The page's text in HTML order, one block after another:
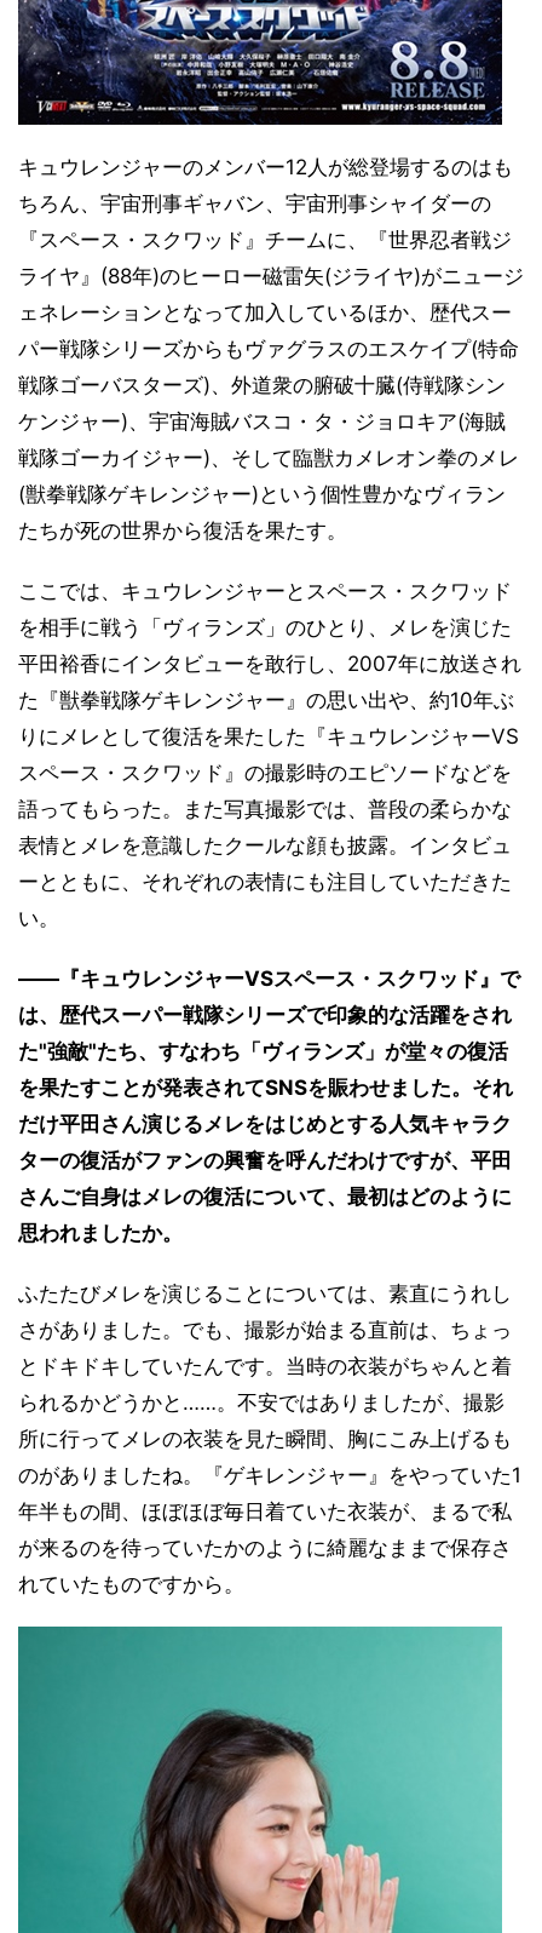
キュウレンジャーのメンバー12人が総登場するのはも
ちろん、宇宙刑事ギャバン、宇宙刑事シャイダーの
『スペース・スクワッド』チームに、『世界忍者戦ジ
ライヤ』(88年)のヒーロー磁雷矢(ジライヤ)がニュージ
ェネレーションとなって加入しているほか、歴代スー
パー戦隊シリーズからもヴァグラスのエスケイプ(特命
戦隊ゴーバスターズ)、外道衆の腑破十臓(侍戦隊シン
ケンジャー)、宇宙海賊バスコ・タ・ジョロキア(海賊
戦隊ゴーカイジャー)、そして臨獣カメレオン拳のメレ
(獣拳戦隊ゲキレンジャー)という個性豊かなヴィラン
たちが死の世界から復活を果たす。
ここでは、キュウレンジャーとスペース・スクワッド
を相手に戦う「ヴィランズ」のひとり、メレを演じた
平田裕香にインタビューを敢行し、2007年に放送され
た『獣拳戦隊ゲキレンジャー』の思い出や、約10年ぶ
りにメレとして復活を果たした『キュウレンジャーVS
スペース・スクワッド』の撮影時のエピソードなどを
語ってもらった。また写真撮影では、普段の柔らかな
表情とメレを意識したクールな顔も披露。インタビュ
ーとともに、それぞれの表情にも注目していただきた
い。
――『キュウレンジャーVSスペース・スクワッド』で
は、歴代スーパー戦隊シリーズで印象的な活躍をされ
た"強敵"たち、すなわち「ヴィランズ」が堂々の復活
を果たすことが発表されてSNSを賑わせました。それ
だけ平田さん演じるメレをはじめとする人気キャラク
ターの復活がファンの興奮を呼んだわけですが、平田
さんご自身はメレの復活について、最初はどのように
思われましたか。
ふたたびメレを演じることについては、素直にうれし
さがありました。でも、撮影が始まる直前は、ちょっ
とドキドキしていたんです。当時の衣装がちゃんと着
られるかどうかと……。不安ではありましたが、撮影
所に行ってメレの衣装を見た瞬間、胸にこみ上げるも
のがありましたね。『ゲキレンジャー』をやっていた1
年半もの間、ほぼほぼ毎日着ていた衣装が、まるで私
が来るのを待っていたかのように綺麗なままで保存さ
れていたものですから。